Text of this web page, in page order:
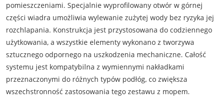
pomieszczeniami. Specjalnie wyprofilowany otwór w górnej
części wiadra umożliwia wylewanie zużytej wody bez ryzyka jej
rozchlapania. Konstrukcja jest przystosowana do codziennego
użytkowania, a wszystkie elementy wykonano z tworzywa
sztucznego odpornego na uszkodzenia mechaniczne. Całość
systemu jest kompatybilna z wymiennymi nakładkami
przeznaczonymi do różnych typów podłóg, co zwiększa
wszechstronność zastosowania tego zestawu z mopem.